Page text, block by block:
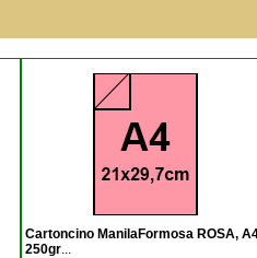
Cartoncino ManilaFormosa ROSA,
250gr...